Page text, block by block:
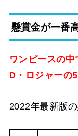
懸賞金が一番
ワンピースの中
D・ロジャーの
2022年最新版